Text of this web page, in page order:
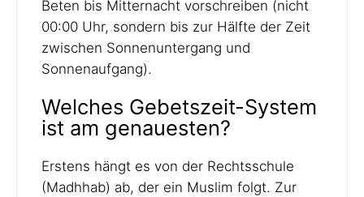
Beten bis Mitternacht vorschreiben (nicht
00:00 Uhr, sondern bis zur Hälfte der Zeit
zwischen Sonnenuntergang und
Sonnenaufgang).
Welches Gebetszeit-System
ist am genauesten?
Erstens hängt es von der Rechtsschule
(Madhhab) ab, der ein Muslim folgt. Zur